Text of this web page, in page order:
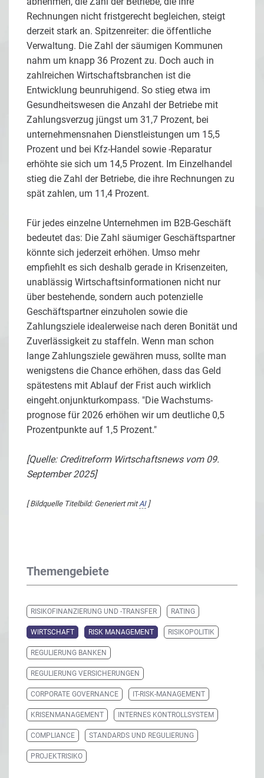
Rechnungen nicht fristgerecht begleichen, steigt
derzeit stark an. Spitzenreiter: die öffentliche
Verwaltung. Die Zahl der säumigen Kommunen
nahm um knapp 36 Prozent zu. Doch auch in
zahlreichen Wirtschaftsbranchen ist die
Entwicklung beunruhigend. So stieg etwa im
Gesundheitswesen die Anzahl der Betriebe mit
Zahlungsverzug jüngst um 31,7 Prozent, bei
unternehmensnahen Dienstleistungen um 15,5
Prozent und bei Kfz-Handel sowie -Reparatur
erhöhte sie sich um 14,5 Prozent. Im Einzelhandel
stieg die Zahl der Betriebe, die ihre Rechnungen zu
spät zahlen, um 11,4 Prozent.
Für jedes einzelne Unternehmen im B2B-Geschäft
bedeutet das: Die Zahl säumiger Geschäftspartner
könnte sich jederzeit erhöhen. Umso mehr
empfiehlt es sich deshalb gerade in Krisenzeiten,
unablässig Wirtschaftsinformationen nicht nur
über bestehende, sondern auch potenzielle
Geschäftspartner einzuholen sowie die
Zahlungsziele idealerweise nach deren Bonität und
Zuverlässigkeit zu staffeln. Wenn man schon
lange Zahlungsziele gewähren muss, sollte man
wenigstens die Chance erhöhen, dass das Geld
spätestens mit Ablauf der Frist auch wirklich
eingeht.onjunkturkompass. "Die Wachstums­
prognose für 2026 erhöhen wir um deutliche 0,5
Prozentpunkte auf 1,5 Prozent."
[Quelle: Creditreform Wirtschaftsnews vom 09.
September 2025]
[ Bildquelle Titelbild: Generiert mitAI]
Themengebiete
RISIKOFINANZIERUNG UND -TRANSFER RATING
WIRTSCHAFT RISK MANAGEMENT RISIKOPOLITIK
REGULIERUNG BANKEN
REGULIERUNG VERSICHERUNGEN
CORPORATE GOVERNANCE IT-RISK-MANAGEMENT
KRISENMANAGEMENT INTERNES KONTROLLSYSTEM
COMPLIANCE STANDARDS UND REGULIERUNG
PROJEKTRISIKO